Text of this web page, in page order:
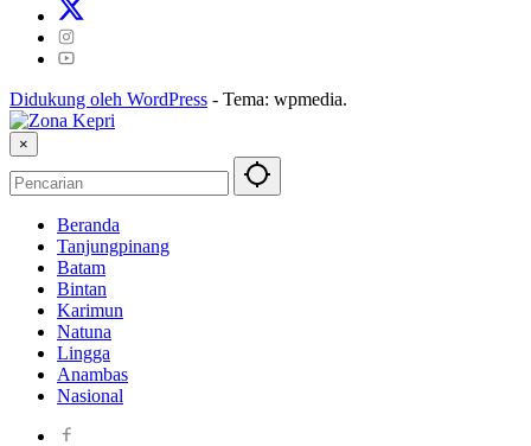
Didukung oleh WordPress - Tema: wpmedia.
×
Beranda
Tanjungpinang
Batam
Bintan
Karimun
Natuna
Lingga
Anambas
Nasional